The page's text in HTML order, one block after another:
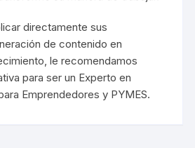
directamente sus
de contenido en
le recomendamos
para ser un Experto en
Emprendedores y PYMES.